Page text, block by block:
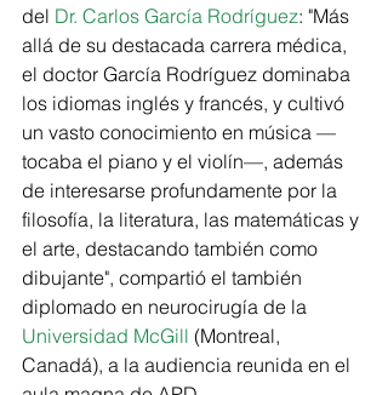
del Dr. Carlos García Rodríguez: "Más
allá de su destacada carrera médica,
el doctor García Rodríguez dominaba
los idiomas inglés y francés, y cultivó
un vasto conocimiento en música —
tocaba el piano y el violín—, además
de interesarse profundamente por la
filosofía, la literatura, las matemáticas y
el arte, destacando también como
dibujante", compartió el también
diplomado en neurocirugía de la
Universidad McGill (Montreal,
Canadá), a la audiencia reunida en el